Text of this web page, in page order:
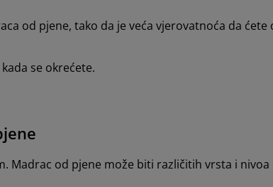
od pjene, tako da je veća vjerovatnoća da
se okrećete.
Madrac od pjene može biti različitih vrsta i